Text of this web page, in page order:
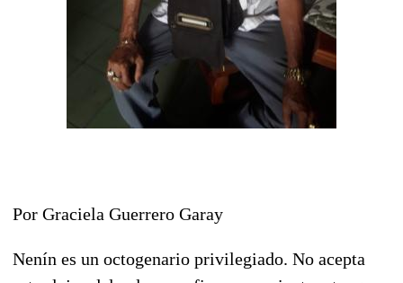
Por Graciela Guerrero Garay
Nenín es un octogenario privilegiado. No acepta